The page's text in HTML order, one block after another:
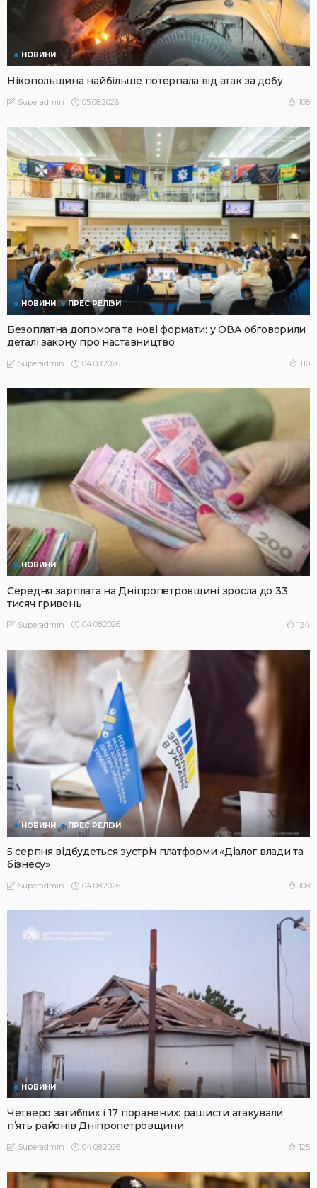
НОВИНИ
Нікопольщина найбільше потерпала від атак за добу
Superadmin 05.08.2026 108
НОВИНИ ПРЕС РЕЛІЗИ
Безоплатна допомога та нові формати: у ОВА обговорили
деталі закону про наставництво
Superadmin 04.08.2026 110
НОВИНИ
Середня зарплата на Дніпропетровщині зросла до 33
тисяч гривень
Superadmin 04.08.2026 124
НОВИНИ ПРЕС РЕЛІЗИ
5 серпня відбудеться зустріч платформи «Діалог влади та
бізнесу»
Superadmin 04.08.2026 108
НОВИНИ
Четверо загиблих і 17 поранених: рашисти атакували
п’ять районів Дніпропетровщини
Superadmin 04.08.2026 125